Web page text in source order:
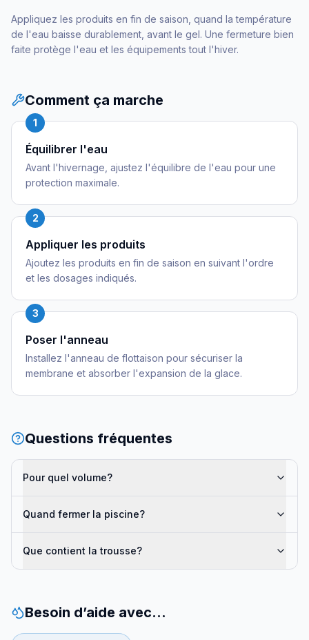
Appliquez les produits en fin de saison, quand la température
de l'eau baisse durablement, avant le gel. Une fermeture bien
faite protège l'eau et les équipements tout l'hiver.
Comment ça marche
1
Équilibrer l'eau
Avant l'hivernage, ajustez l'équilibre de l'eau pour une
protection maximale.
2
Appliquer les produits
Ajoutez les produits en fin de saison en suivant l'ordre
et les dosages indiqués.
3
Poser l'anneau
Installez l'anneau de flottaison pour sécuriser la
membrane et absorber l'expansion de la glace.
Questions fréquentes
Pour quel volume?
Quand fermer la piscine?
Que contient la trousse?
Besoin d’aide avec…